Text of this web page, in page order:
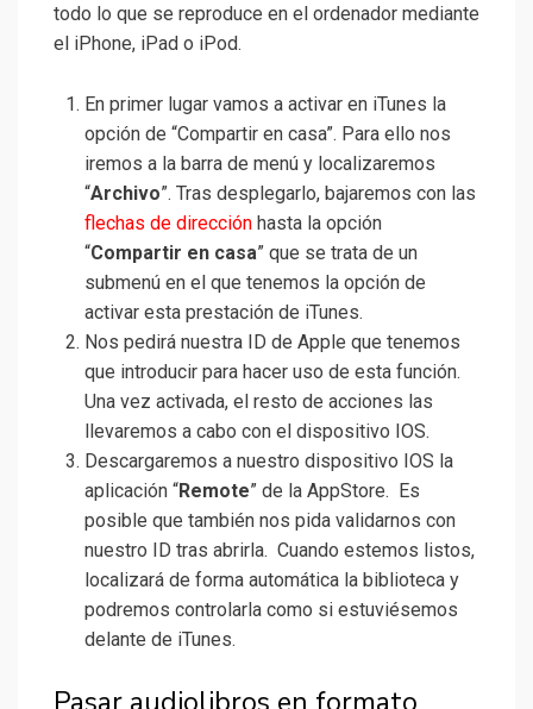
todo lo que se reproduce en el ordenador mediante
el iPhone, iPad o iPod.
En primer lugar vamos a activar en iTunes la
opción de “Compartir en casa”. Para ello nos
iremos a la barra de menú y localizaremos
“Archivo”. Tras desplegarlo, bajaremos con las
flechas de dirección hasta la opción
“Compartir en casa” que se trata de un
submenú en el que tenemos la opción de
activar esta prestación de iTunes.
Nos pedirá nuestra ID de Apple que tenemos
que introducir para hacer uso de esta función.
Una vez activada, el resto de acciones las
llevaremos a cabo con el dispositivo IOS.
Descargaremos a nuestro dispositivo IOS la
aplicación “Remote” de la AppStore. Es
posible que también nos pida validarnos con
nuestro ID tras abrirla. Cuando estemos listos,
localizará de forma automática la biblioteca y
podremos controlarla como si estuviésemos
delante de iTunes.